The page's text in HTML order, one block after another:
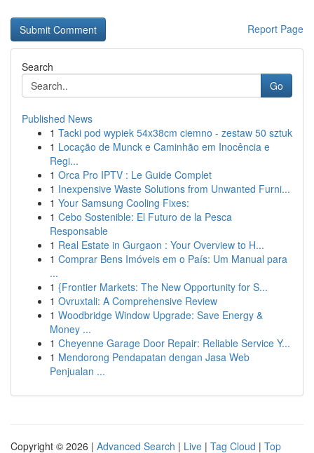
Report Page
Search
Go
Published News
1 Tacki pod wypiek 54x38cm ciemno - zestaw 50 sztuk
1 Locação de Munck e Caminhão em Inocência e
Regi...
1 Orca Pro IPTV : Le Guide Complet
1 Inexpensive Waste Solutions from Unwanted Furni...
1 Your Samsung Cooling Fixes:
1 Cebo Sostenible: El Futuro de la Pesca
Responsable
1 Real Estate in Gurgaon : Your Overview to H...
1 Comprar Bens Imóveis em o País: Um Manual para
...
1 {Frontier Markets: The New Opportunity for S...
1 Ovruxtali: A Comprehensive Review
1 Woodbridge Window Upgrade: Save Energy &
Money ...
1 Cheyenne Garage Door Repair: Reliable Service Y...
1 Mendorong Pendapatan dengan Jasa Web
Penjualan ...
Copyright © 2026 | Advanced Search | Live | Tag Cloud | Top